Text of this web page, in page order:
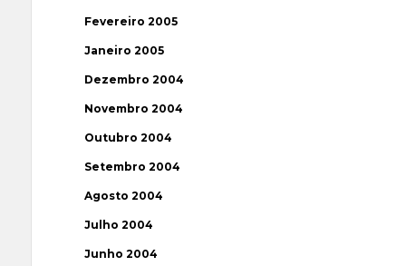
Fevereiro 2005
Janeiro 2005
Dezembro 2004
Novembro 2004
Outubro 2004
Setembro 2004
Agosto 2004
Julho 2004
Junho 2004